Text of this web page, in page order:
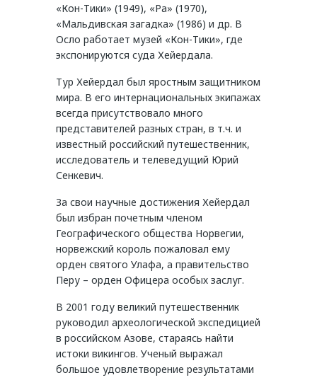
«Кон-Тики» (1949), «Ра» (1970),
«Мальдивская загадка» (1986) и др. В
Осло работает музей «Кон-Тики», где
экспонируются суда Хейердала.
Тур Хейердал был яростным защитником
мира. В его интернациональных экипажах
всегда присутствовало много
представителей разных стран, в т.ч. и
известный российский путешественник,
исследователь и телеведущий Юрий
Сенкевич.
За свои научные достижения Хейердал
был избран почетным членом
Географического общества Норвегии,
норвежский король пожаловал ему
орден святого Улафа, а правительство
Перу – орден Офицера особых заслуг.
В 2001 году великий путешественник
руководил археологической экспедицией
в российском Азове, стараясь найти
истоки викингов. Ученый выражал
большое удовлетворение результатами